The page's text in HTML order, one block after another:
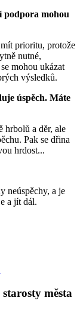
podpora mohou
prioritu, protože
nutné,
mohou ukázat
výsledků.
úspěch. Máte
hrbolů a děr, ale
Pak se dřina
hrdost...
neúspěchy, a je
a jít dál.
města